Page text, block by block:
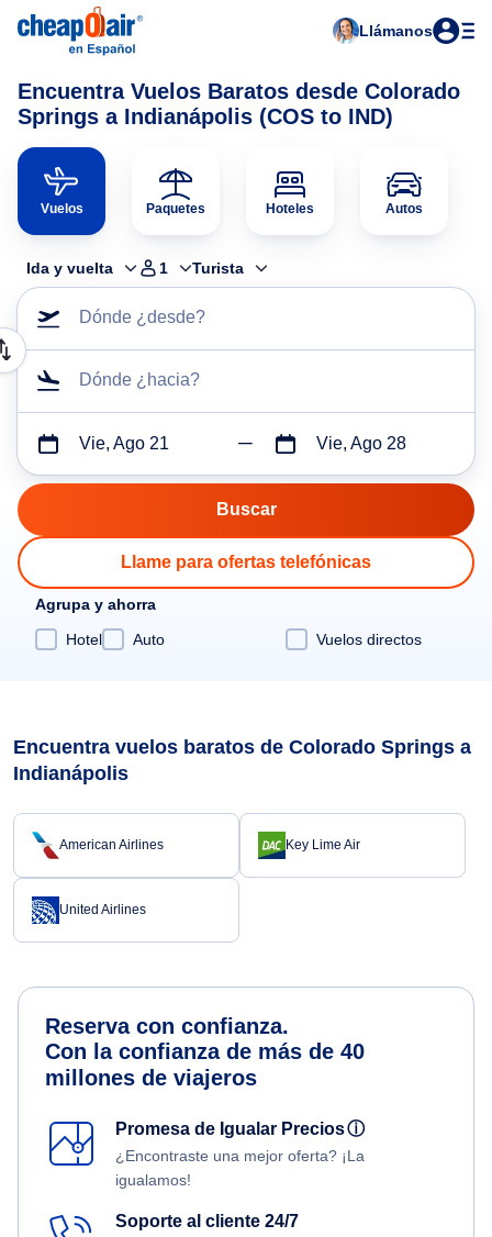
Llámanos
Encuentra Vuelos Baratos desde Colorado
Springs a Indianápolis (COS to IND)
Vuelos Paquetes Hoteles Autos
Ida y vuelta 1 Turista
Dónde ¿desde?
Dónde ¿hacia?
Vie, Ago 21 Vie, Ago 28
Llame para ofertas telefónicas
Agrupa y ahorra
Hotel
Auto Vuelos directos
Encuentra vuelos baratos de Colorado Springs a
Indianápolis
American Airlines Key Lime Air
United Airlines
Reserva con confianza.
Con la confianza de más de 40
millones de viajeros
Promesa de Igualar Preciosⓘ
¿Encontraste una mejor oferta? ¡La
igualamos!
Soporte al cliente 24/7